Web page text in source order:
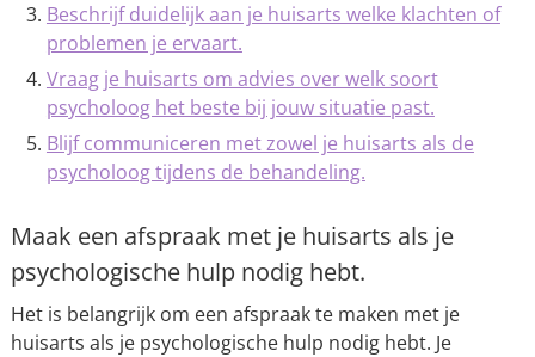
Beschrijf duidelijk aan je huisarts welke klachten of
problemen je ervaart.
Vraag je huisarts om advies over welk soort
psycholoog het beste bij jouw situatie past.
Blijf communiceren met zowel je huisarts als de
psycholoog tijdens de behandeling.
Maak een afspraak met je huisarts als je
psychologische hulp nodig hebt.
Het is belangrijk om een afspraak te maken met je
huisarts als je psychologische hulp nodig hebt. Je